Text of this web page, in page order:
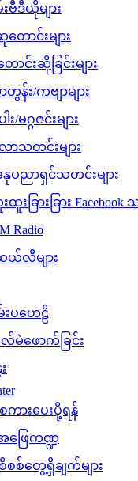
ဒီယိုများ
ောင်းများ
ာင်းဆိုခြင်းများ
န်း/ကဗျာများ
း/မဂ္ဂဇင်းများ
ာသတင်းများ
ပညာရှင်သတင်းများ
ထူးခြားခြား Facebook
Radio
ယ်လီများ
းပဟေဠိ
မဲဖောက်ခြင်း
ားပေးပို့ရန်
ဖြေကဏ္ဍ
စ်တွေ့ရှိချက်များ